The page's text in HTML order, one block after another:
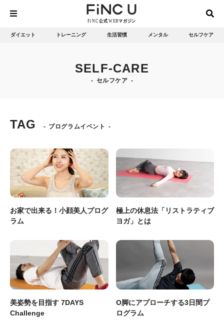
ダイエット トレーニング 生活習慣 メンタル セルフケア
SELF-CARE
セルフケア
TAG プログラムイベント
お家で出来る！小顔美人プログ
ラム
極上の休息法「リストラティブ
ヨガ」とは
美姿勢を目指す 7DAYS
Challenge
O脚にアプローチする3日間プ
ログラム